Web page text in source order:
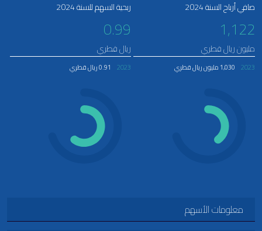
صافي أرباح السنة 2024
1,122
مليون ريال قطري
2023 1,030 مليون ريال قطري
ربحية السهم للسنة 2024
0.99
ريال قطري
2023 0.91 ريال قطري
معلومات الأسهم